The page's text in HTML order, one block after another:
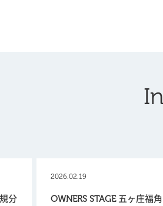
分
2026.02.19
OWNERS STAGE 五ヶ庄福